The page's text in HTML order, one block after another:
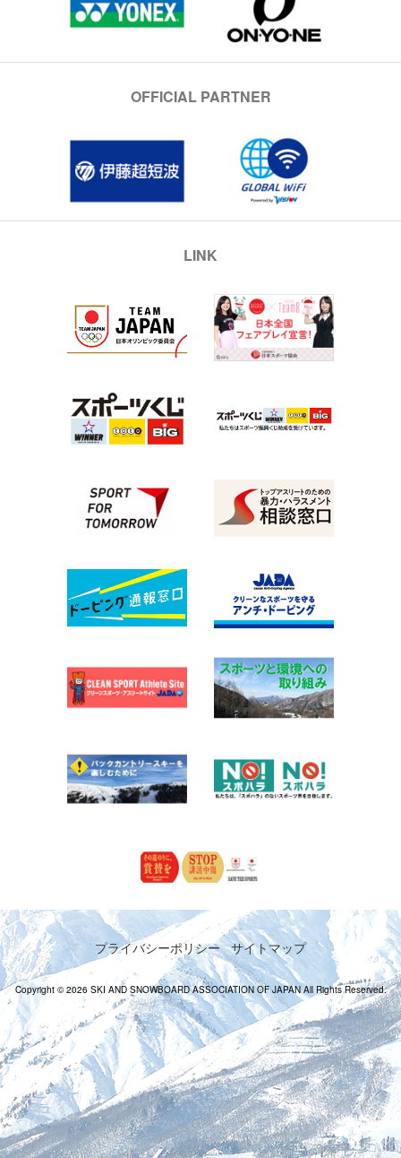
OFFICIAL PARTNER
LINK
プライバシーポリシー サイトマップ
Copyright © 2026 SKI AND SNOWBOARD ASSOCIATION OF JAPAN All Rights Reserved.